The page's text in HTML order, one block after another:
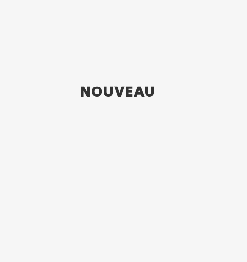
NOUVEAU